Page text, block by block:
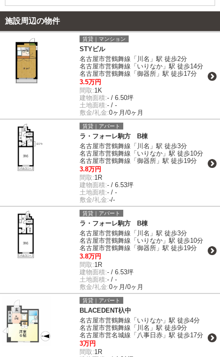
施設周辺の物件
賃貸｜マンション
STYビル
名古屋市営鶴舞線「川名」駅 徒歩2分
名古屋市営鶴舞線「いりなか」駅 徒歩14分
名古屋市営鶴舞線「御器所」駅 徒歩17分
3.5万円
間取:1K
建物面積:- / 6.50坪
土地面積:- / -
敷金/礼金:0ヶ月/0ヶ月
賃貸｜アパート
ラ・フォーレ駒方 B棟
名古屋市営鶴舞線「川名」駅 徒歩3分
名古屋市営鶴舞線「いりなか」駅 徒歩10分
名古屋市営鶴舞線「御器所」駅 徒歩19分
3.8万円
間取:1R
建物面積:- / 6.53坪
土地面積:- / -
敷金/礼金:-/-
賃貸｜アパート
ラ・フォーレ駒方 B棟
名古屋市営鶴舞線「川名」駅 徒歩3分
名古屋市営鶴舞線「いりなか」駅 徒歩10分
名古屋市営鶴舞線「御器所」駅 徒歩19分
3.8万円
間取:1R
建物面積:- / 6.53坪
土地面積:- / -
敷金/礼金:0ヶ月/0ヶ月
賃貸｜アパート
BLACEDENT杁中
名古屋市営鶴舞線「いりなか」駅 徒歩4分
名古屋市営鶴舞線「川名」駅 徒歩9分
名古屋市営名城線「八事日赤」駅 徒歩17分
3万円
間取:1R